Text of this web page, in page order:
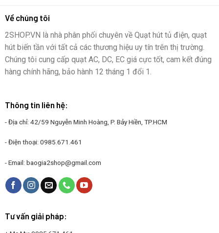
Về chúng tôi
2SHOP.VN là nhà phân phối chuyên về Quạt hút tủ điện, quạt
hút biến tần với tất cả các thương hiệu uy tín trên thị trường.
Chúng tôi cung cấp quạt AC, DC, EC giá cực tốt, cam kết đúng
hàng chính hãng, bảo hành 12 tháng 1 đổi 1.
Thông tin liên hệ:
- Địa chỉ: 42/59 Nguyễn Minh Hoàng, P. Bảy Hiền, TP.HCM
- Điện thoại: 0985.671.461
- Email: baogia2shop@gmail.com
Tư vấn giải pháp: